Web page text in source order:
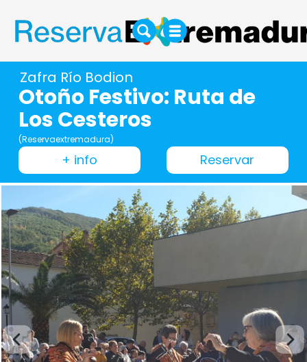
Zafra Río Bodion
Otoño Festivo: Ruta de
Los Cesteros
(Reservaextremadura)
+ info Reservar